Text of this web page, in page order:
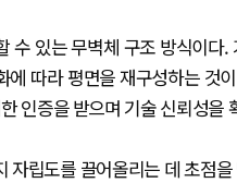
수 있는 무벽체 구조 방식이
따라 평면을 재구성하는 것
인증을 받으며 기술 신뢰성을
자립도를 끌어올리는 데 초점